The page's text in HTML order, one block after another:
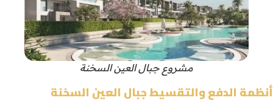
مشروع جبال العين السخنة
أنظمة الدفع والتقسيطجبال العين السخنة